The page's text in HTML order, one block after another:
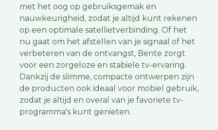
met het oog op gebruiksgemak en
nauwkeurigheid, zodat je altijd kunt rekenen
op een optimale satellietverbinding. Of het
nu gaat om het afstellen van je signaal of het
verbeteren van de ontvangst, Bente zorgt
voor een zorgeloze en stabiele tv-ervaring.
Dankzij de slimme, compacte ontwerpen zijn
de producten ook ideaal voor mobiel gebruik,
zodat je altijd en overal van je favoriete tv-
programma's kunt genieten.